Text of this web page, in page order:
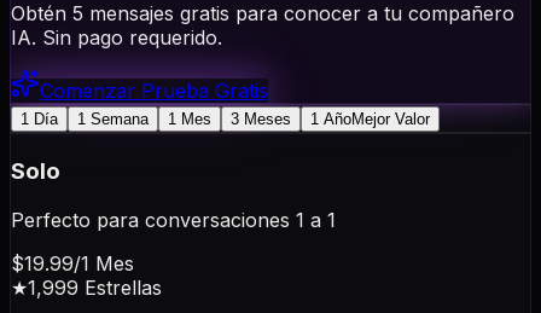
Obtén 5 mensajes gratis para conocer a tu compañero
IA. Sin pago requerido.
Comenzar Prueba Gratis
1 Día 1 Semana 1 Mes 3 Meses 1 AñoMejor Valor
Solo
Perfecto para conversaciones 1 a 1
$19.99/1 Mes
★1,999 Estrellas